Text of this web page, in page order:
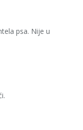
psa. Nije u